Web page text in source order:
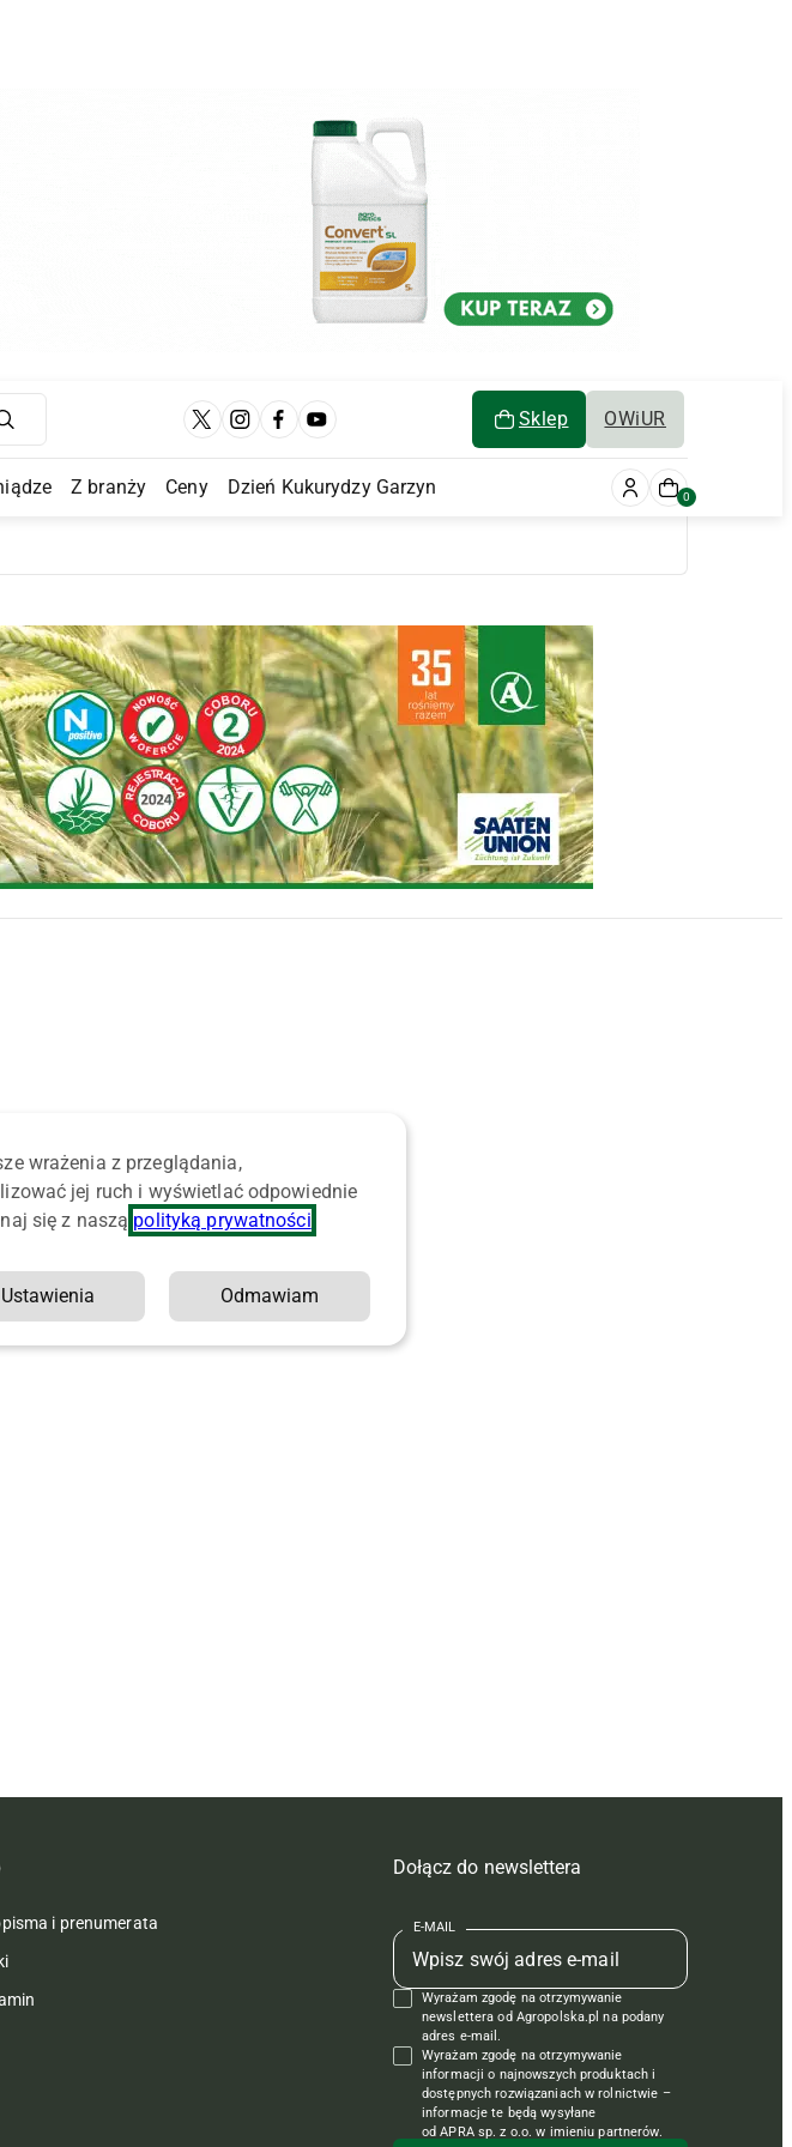
Sklep OWiUR
Z branży Ceny Dzień Kukurydzy Garzyn 0
i prenumerata
Dołącz do newslettera
E-MAIL
Wyrażam zgodę na otrzymywanie
newslettera od Agropolska.pl na podany
adres e-mail.
Wyrażam zgodę na otrzymywanie
informacji o najnowszych produktach i
dostępnych rozwiązaniach w rolnictwie –
informacje te będą wysyłane
od APRA sp. z o.o. w imieniu partnerów.
wrażenia z przeglądania,
jej ruch i wyświetlać odpowiednie
się z naszą polityką prywatności
Ustawienia Odmawiam